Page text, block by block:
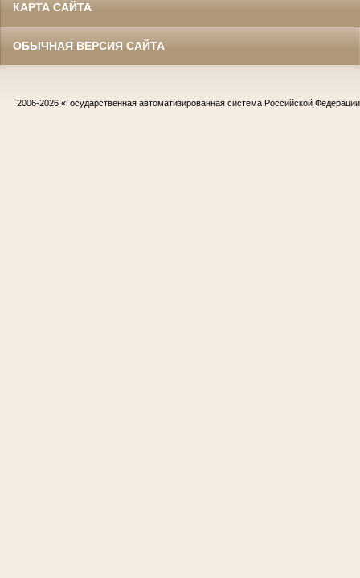
КАРТА САЙТА
ОБЫЧНАЯ ВЕРСИЯ САЙТА
2006-2026 «Государственная автоматизированная система Российской